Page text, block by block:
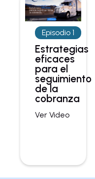
Episodio 1
Estrategias
eficaces
para el
seguimiento
de la
cobranza
Ver Video